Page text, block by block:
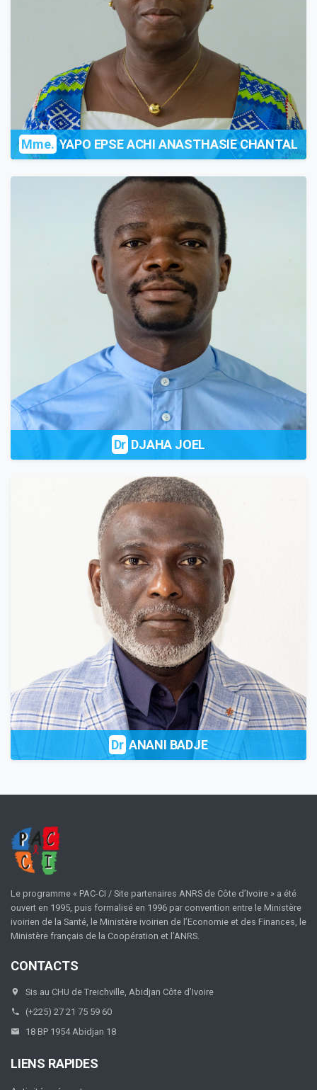
Mme. YAPO EPSE ACHI ANASTHASIE CHANTAL
Dr DJAHA JOEL
Dr ANANI BADJE
Le programme « PAC-CI / Site partenaires ANRS de Côte d’Ivoire » a été
ouvert en 1995, puis formalisé en 1996 par convention entre le Ministère
ivoirien de la Santé, le Ministère ivoirien de l’Economie et des Finances, le
Ministère français de la Coopération et l’ANRS.
CONTACTS
Sis au CHU de Treichville, Abidjan Côte d’Ivoire
(+225) 27 21 75 59 60
18 BP 1954 Abidjan 18
LIENS RAPIDES